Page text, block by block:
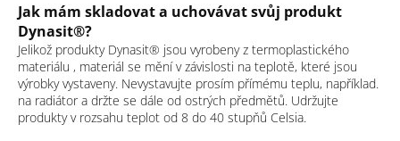
Jak mám skladovat a uchovávat svůj produkt
Dynasit®?
Jelikož produkty Dynasit® jsou vyrobeny z termoplastického
materiálu , materiál se mění v závislosti na teplotě, které jsou
výrobky vystaveny. Nevystavujte prosím přímému teplu, například.
na radiátor a držte se dále od ostrých předmětů. Udržujte
produkty v rozsahu teplot od 8 do 40 stupňů Celsia.